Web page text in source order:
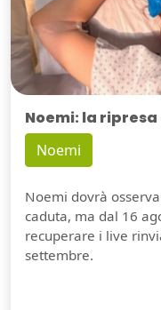
Noemi: la
Noemi
Noemi dovrà
caduta, ma dal 16
recuperare i live
settembre.